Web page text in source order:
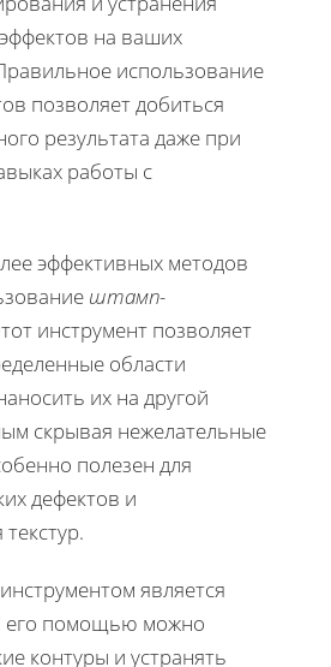
на ваших
использование
позволяет добиться
результата даже при
работы с
эффективных методов
штамп-
инструмент позволяет
области
их на другой
скрывая нежелательные
полезен для
дефектов и
является
его помощью можно
контуры и устранять